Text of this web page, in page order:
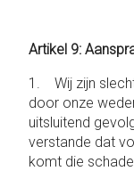
Artikel 9:
1. Wij zijn
door onze
uitsluitend
verstande dat
komt die